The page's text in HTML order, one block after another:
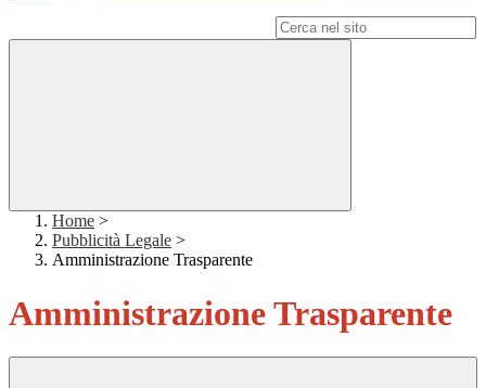
Home >
Pubblicità Legale >
Amministrazione Trasparente
Amministrazione Trasparente